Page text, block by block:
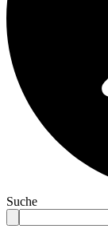
Suche